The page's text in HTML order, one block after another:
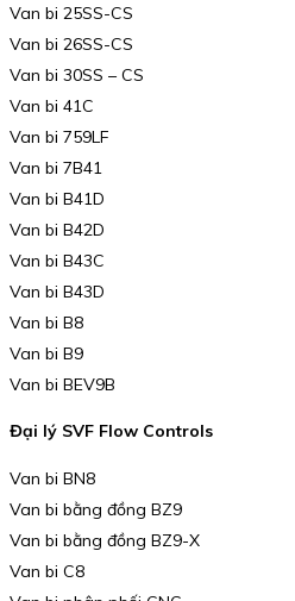
Van bi 25SS-CS
Van bi 26SS-CS
Van bi 30SS – CS
Van bi 41C
Van bi 759LF
Van bi 7B41
Van bi B41D
Van bi B42D
Van bi B43C
Van bi B43D
Van bi B8
Van bi B9
Van bi BEV9B
Đại lý SVF Flow Controls
Van bi BN8
Van bi bằng đồng BZ9
Van bi bằng đồng BZ9-X
Van bi C8